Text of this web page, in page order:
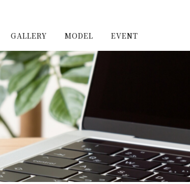
GALLERY
施工実例（新築）
施工実例（リノベーショ
ン）
MODEL
浦和住宅公園
浦和住宅展示場Miraizu
大宮北ハウジングステージ
EVENT